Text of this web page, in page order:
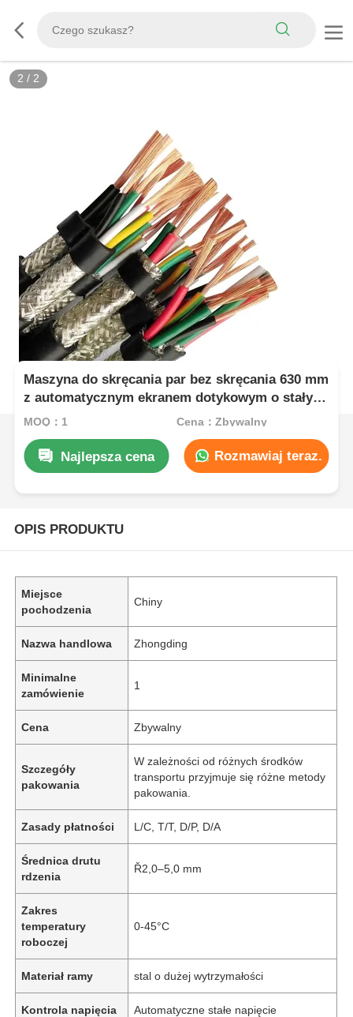
2 / 2
Maszyna do skręcania par bez skręcania 630 mm
z automatycznym ekranem dotykowym o stałym
napięciu
MOQ：1 Cena：Zbywalny
Najlepsza cena Rozmawiaj teraz.
OPIS PRODUKTU
Miejsce
pochodzenia
Chiny
Nazwa handlowa Zhongding
Minimalne
zamówienie
1
Cena Zbywalny
Szczegóły
pakowania
W zależności od różnych środków
transportu przyjmuje się różne metody
pakowania.
Zasady płatności L/C, T/T, D/P, D/A
Średnica drutu
rdzenia
Ř2,0–5,0 mm
Zakres
temperatury
roboczej
0-45°C
Materiał ramy stal o dużej wytrzymałości
Kontrola napięcia Automatyczne stałe napięcie